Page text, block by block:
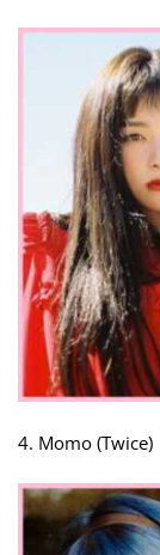
4. Momo (Twice)